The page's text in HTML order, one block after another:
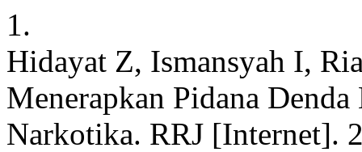
1.
Hidayat Z, Ismansyah I,
Menerapkan Pidana
Narkotika. RRJ [Internet].